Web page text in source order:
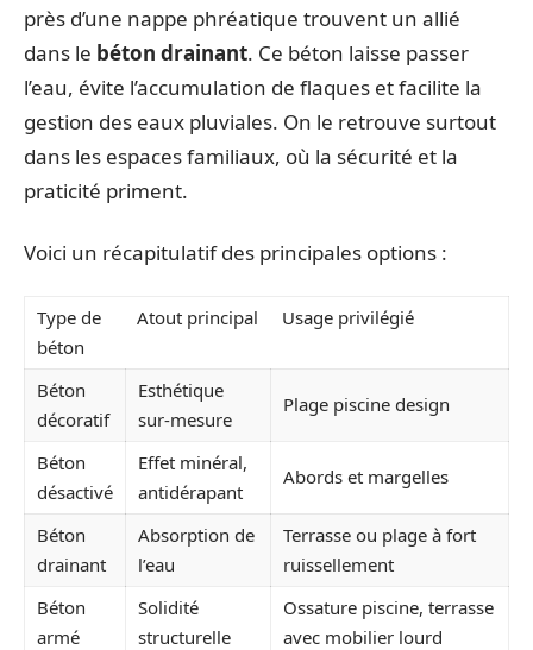
près d’une nappe phréatique trouvent un allié
dans le béton drainant. Ce béton laisse passer
l’eau, évite l’accumulation de flaques et facilite la
gestion des eaux pluviales. On le retrouve surtout
dans les espaces familiaux, où la sécurité et la
praticité priment.
Voici un récapitulatif des principales options :
Type de
béton
Atout principal Usage privilégié
Béton
décoratif
Esthétique
sur-mesure
Plage piscine design
Béton
désactivé
Effet minéral,
antidérapant
Abords et margelles
Béton
drainant
Absorption de
l’eau
Terrasse ou plage à fort
ruissellement
Béton
armé
Solidité
structurelle
Ossature piscine, terrasse
avec mobilier lourd